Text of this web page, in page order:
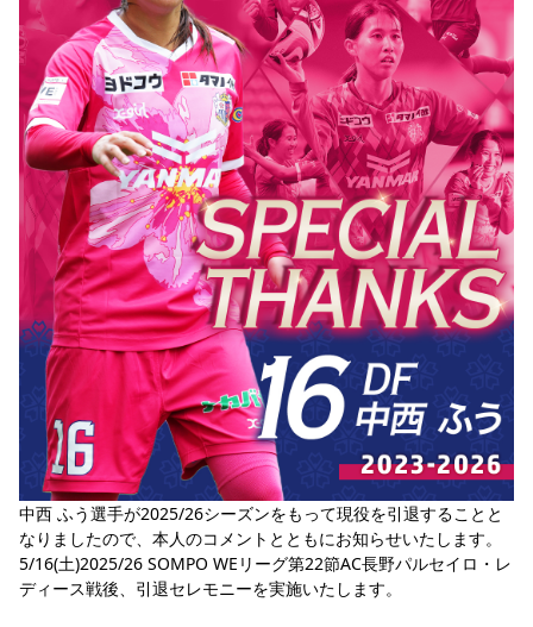
キッズ向けサービス 観戦マナー&ルール
スタジアム
YANMAR HANASAKA STADIUM
クラブ紹介 沿革 シーズン記録
サポートする
パートナー・スポンサー一覧
スポーツクラブ
スポーツクラブ
ニュース
すべて チーム グッズ チケット イベント パートナー
セレッソ大阪
アカデミー
中西 ふう選手が2025/26シーズンをもって現役を引退することと
なりましたので、本人のコメントとともにお知らせいたします。
5/16(土)2025/26 SOMPO WEリーグ第22節AC長野パルセイロ・レ
ディース戦後、引退セレモニーを実施いたします。